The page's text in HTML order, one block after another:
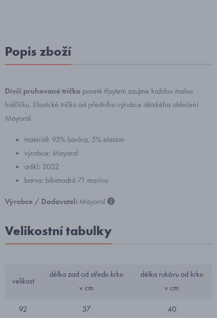
Popis zboží
Dívčí pruhované tričko poseté třpytem zaujme každou malou
holčičku. Elastické tričko od předního výrobce dětského oblečení
Mayoral.
materiál: 95% bavlna, 5% elastan
výrobce: Mayoral
artikl: 2052
barva: bílomodrá 71 marino
Výrobce / Dodavatel: Mayoral
Velikostní tabulky
velikost
délka zad od středu krku
v cm
délka rukávu od krku
v cm
92 37 40